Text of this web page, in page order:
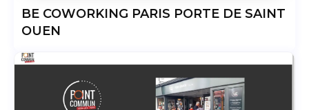
BE COWORKING PARIS PORTE DE SAINT
OUEN